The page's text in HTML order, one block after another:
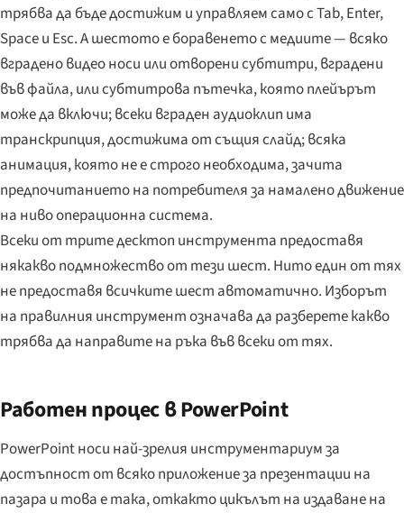
трябва да бъде достижим и управляем само с Tab, Enter,
Space и Esc. А шестото е боравенето с медиите — всяко
вградено видео носи или отворени субтитри, вградени
във файла, или субтитрова пътечка, която плейърът
може да включи; всеки вграден аудиоклип има
транскрипция, достижима от същия слайд; всяка
анимация, която не е строго необходима, зачита
предпочитанието на потребителя за намалено движение
на ниво операционна система.
Всеки от трите десктоп инструмента предоставя
някакво подмножество от тези шест. Нито един от тях
не предоставя всичките шест автоматично. Изборът
на правилния инструмент означава да разберете какво
трябва да направите на ръка във всеки от тях.
Работен процес в PowerPoint
PowerPoint носи най-зрелия инструментариум за
достъпност от всяко приложение за презентации на
пазара и това е така, откакто цикълът на издаване на